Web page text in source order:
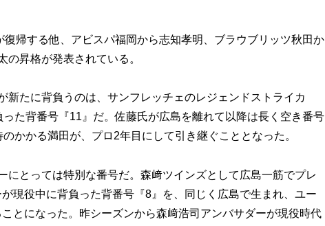
帰する他、アビスパ福岡から志知孝明、ブラウブリッツ秋田か
昇格が発表されている。
たに背負うのは、サンフレッチェのレジェンドストライカ
た背番号『11』だ。佐藤氏が広島を離れて以降は長く空き番号
かかる満田が、プロ2年目にして引き継ぐこととなった。
とっては特別な番号だ。森﨑ツインズとして広島一筋でプレ
現役中に背負った背番号『8』を、同じく広島で生まれ、ユー
とになった。昨シーズンから森﨑浩司アンバサダーが現役時代